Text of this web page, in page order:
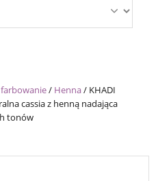
/ Henna/ KHADI
cassia z henną nadająca
tonów